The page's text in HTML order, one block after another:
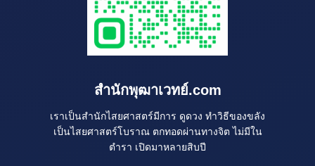
สำนักพุฒาเวทย์.com
เราเป็นสำนักไสยศาสตร์มีการ ดูดวง ทำวิธีของขลัง
เป็นไสยศาสตร์โบราณ ตกทอดผ่านทางจิต ไม่มีใน
ตำรา เปิดมาหลายสิบปี